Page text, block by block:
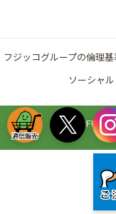
フジッコグループの倫理
ソーシャ